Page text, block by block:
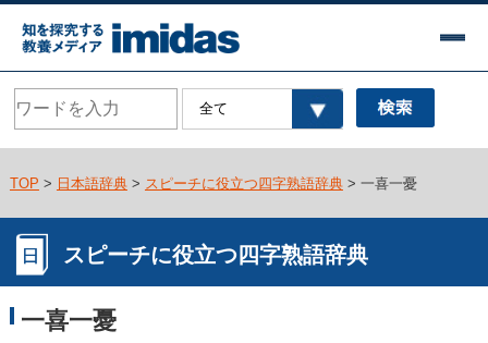
TOP > 日本語辞典> スピーチに役立つ四字熟語辞典> 一喜一憂
スピーチに役立つ四字熟語辞典
一喜一憂